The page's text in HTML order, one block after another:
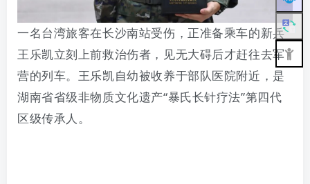
一名台湾旅客在长沙南站受伤，正准备乘车的新兵
王乐凯立刻上前救治伤者，见无大碍后才赶往去军
营的列车。 王乐凯自幼被收养于部队医院附近，是
湖南省省级非物质文化遗产“暴氏长针疗法”第四代
区级传承人。